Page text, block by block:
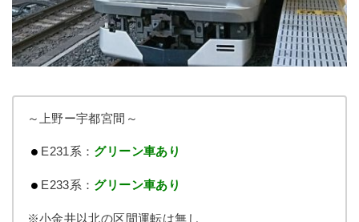
～上野ー宇都宮間～
E231系： グリーン車あり
E233系： グリーン車あり
※小金井以北の区間運転は無し